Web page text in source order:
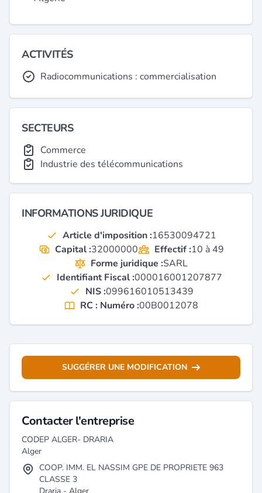
ACTIVITÉS
Radiocommunications : commercialisation
SECTEURS
Commerce
Industrie des télécommunications
INFORMATIONS JURIDIQUE
Article d'imposition :16530094721
Capital :32000000 Effectif :10 à 49
Forme juridique :SARL
Identifiant Fiscal :000016001207877
NIS :099616010513439
RC : Numéro :00B0012078
SUGGÉRER UNE MODIFICATION
Contacter l'entreprise
CODEP ALGER- DRARIA
Alger
COOP. IMM. EL NASSIM GPE DE PROPRIETE 963
CLASSE 3